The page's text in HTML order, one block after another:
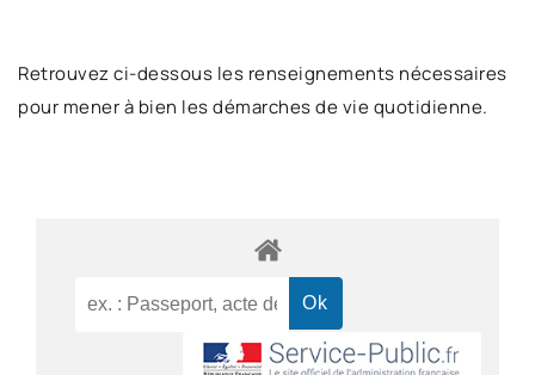
Retrouvez ci-dessous les renseignements nécessaires
pour mener à bien les démarches de vie quotidienne.